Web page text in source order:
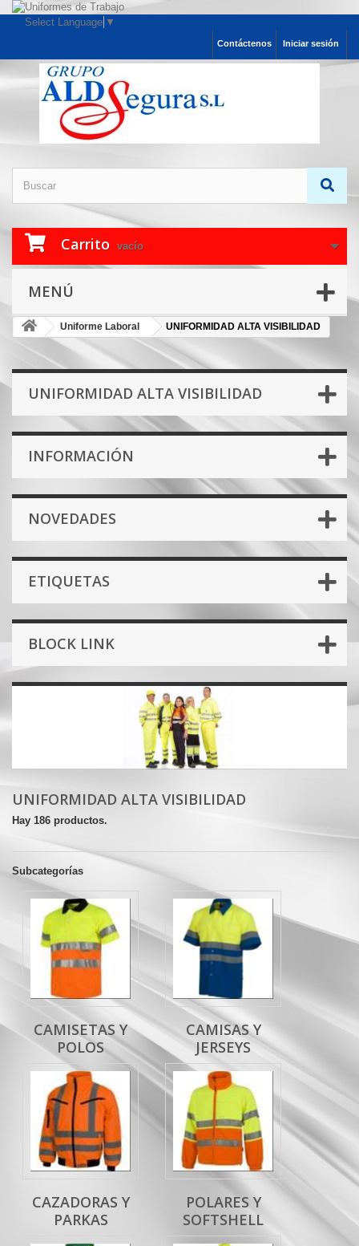
Select Language ▼
Iniciar sesión
Contáctenos
Carrito vacío
MENÚ
Uniforme Laboral UNIFORMIDAD ALTA VISIBILIDAD
UNIFORMIDAD ALTA VISIBILIDAD
INFORMACIÓN
NOVEDADES
ETIQUETAS
BLOCK LINK
UNIFORMIDAD ALTA VISIBILIDAD
Hay 186 productos.
Subcategorías
CAMISETAS Y
POLOS
CAMISAS Y
JERSEYS
CAZADORAS Y
PARKAS
POLARES Y
SOFTSHELL